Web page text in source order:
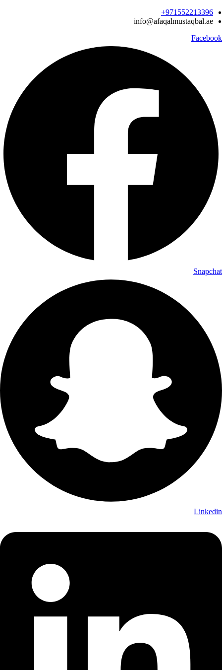
Skip
to
971552213396‬+
info@afaqalmustaqbal.ae
Facebook
Snapchat
Linkedin